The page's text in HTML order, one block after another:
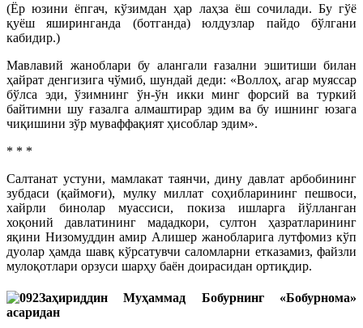
(Ёр юзини ёпгач, кўзимдан ҳар лаҳза ёш сочилади. Бу гўё
қуёш яширинганда (ботганда) юлдузлар пайдо бўлгани
кабидир.)
Мавлавий жаноблари бу алангали ғазални эшитиши билан
ҳайрат денгизига чўмиб, шундай деди: «Воллоҳ, агар муяссар
бўлса эди, ўзимнинг ўн-ўн икки минг форсий ва туркий
байтимни шу ғазалга алмаштирар эдим ва бу ишнинг юзага
чиқишини зўр муваффақият ҳисоблар эдим».
* * *
Салтанат устуни, мамлакат таянчи, дину давлат арбобининг
зубдаси (қаймоғи), мулку миллат соҳибларининг пешвоси,
хайрли бинолар муассиси, покиза ишларга йўлланган
хоқоний давлатининг мададкори, султон ҳазратларининг
яқини Низомуддин амир Алишер жанобларига лутфомиз кўп
дуолар ҳамда шавқ кўрсатувчи саломларни етказамиз, файзли
мулоқотлари орзуси шарҳу баён доирасидан ортиқдир.
Заҳириддин Муҳаммад Бобурнинг «Бобурнома»
асаридан